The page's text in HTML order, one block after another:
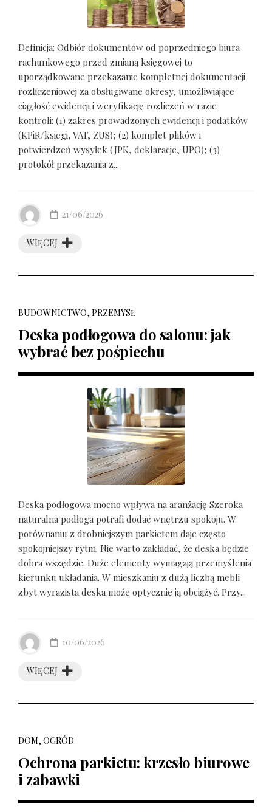
Definicja: Odbiór dokumentów od poprzedniego biura
rachunkowego przed zmianą księgowej to
uporządkowane przekazanie kompletnej dokumentacji
rozliczeniowej za obsługiwane okresy, umożliwiające
ciągłość ewidencji i weryfikację rozliczeń w razie
kontroli: (1) zakres prowadzonych ewidencji i podatków
(KPiR/księgi, VAT, ZUS); (2) komplet plików i
potwierdzeń wysyłek (JPK, deklaracje, UPO); (3)
protokół przekazania z...
WIĘCEJ
21/06/2026
BUDOWNICTWO, PRZEMYSŁ
Deska podłogowa do salonu: jak
wybrać bez pośpiechu
Deska podłogowa mocno wpływa na aranżację Szeroka
naturalna podłoga potrafi dodać wnętrzu spokoju. W
porównaniu z drobniejszym parkietem daje często
spokojniejszy rytm. Nie warto zakładać, że deska będzie
dobra wszędzie. Duże elementy wymagają przemyślenia
kierunku układania. W mieszkaniu z dużą liczbą mebli
zbyt wyrazista deska może optycznie ją obciążyć. Przy...
WIĘCEJ
10/06/2026
DOM, OGRÓD
Ochrona parkietu: krzesło biurowe
i zabawki